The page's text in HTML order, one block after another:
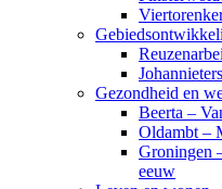
Gezondheid en
Beerta –
Oldambt –
Groningen
eeuw